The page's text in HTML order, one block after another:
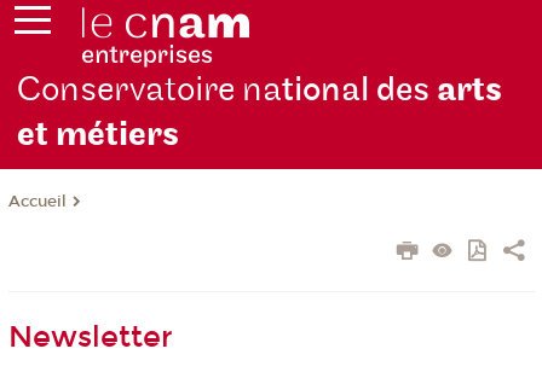
Conservatoire national des arts
et métiers
Accueil
Newsletter